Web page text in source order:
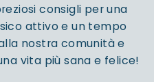
consigli per una
attivo e un tempo
nostra comunità e
vita più sana e felice!